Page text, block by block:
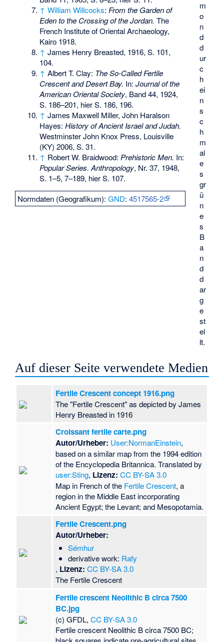
m
o
n
d
d
ur
c
h
ei
n
s
c
h
m
al
e
s
gr
ü
n
e
s
B
a
n
d
d
ar
g
e
st
el
lt.
↑ William Willcocks: From the Garden of
Eden to the Crossing of the Jordan. The
French Institute of Oriental Archaeology,
Kairo 1918.
↑ James Henry Breasted, 1916, S. 101,
104.
↑ Albert T. Clay: The So-Called Fertile
Crescent and Desert Bay. In:Journal of the
American Oriental Society, Band 44, 1924,
S. 186–201, hier S. 186, 196.
↑ James Maxwell Miller, John Haralson
Hayes:History of Ancient Israel and Judah.
Westminster John Knox Press, Louisville
(KY) 2006, S. 31.
↑ Robert W. Braidwood: Prehistoric Men. In:
Popular Series. Anthropology, Nr. 37, 1948,
S. 1–5, 7–189, hier S. 107.
Normdaten (Geografikum):GND:4517565-2
Auf dieser Seite verwendete Medien
Fertile Crescent concept 1916.png
The "Fertile Crescent" as depicted by James
Henry Breasted in 1916
Croissant fertile carte.png
Autor/Urheber: User:NormanEinstein,
based on a similar map from the 1994 edition
of the Encyclopedia Britannica. Translated by
user:Sting, Lizenz: CC BY-SA 3.0
Map in French of the Fertile Crescent, a
region in the Middle East incorporating
Ancient Egypt; the Levant; and Mesopotamia.
Fertile Crescent.png
Autor/Urheber:
Sémhur
derivative work: Rafy
, Lizenz: CC BY-SA 3.0
The Fertile Crescent
Fertile crescent Neolithic B circa 7500
BC.jpg
(c) GFDL,CC BY-SA 3.0
Fertile crescent Neolithic B circa 7500 BC;